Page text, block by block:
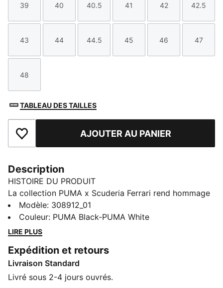
Taille
39
Taille
40
Taille
40.5
Taille
41
Taille
42
Taille
42.5
Taille
43
Taille
44
Taille
44.5
Taille
45
Taille
46
Taille
47
Taille
48
TABLEAU DES TAILLES
Ajouter aux favorisAJOUTER AU PANIER
Description
HISTOIRE DU PRODUIT
La collection PUMA x Scuderia Ferrari rend hommage
à l’excellence et à l’héritage légendaire de Ferrari dans
le monde de la course automobile. Cette ligne de
chaussures, vêtements et accessoires allie style,
détails emblématiques de la Scuderia Ferrari.
Représente l’héritage de Ferrari partout où vas.
CARACTÉRISTIQUES + AVANTAGES
Modèle: 308912_01
Couleur: PUMA Black-PUMA White
LIRE PLUS
Expédition et retours
Livraison Standard
Livré sous 2-4 jours ouvrés.